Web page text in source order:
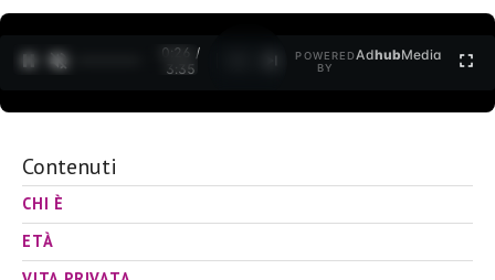
0:27 /
3:35
POWERED
BY
AdhubMedia
Contenuti
CHI È
ETÀ